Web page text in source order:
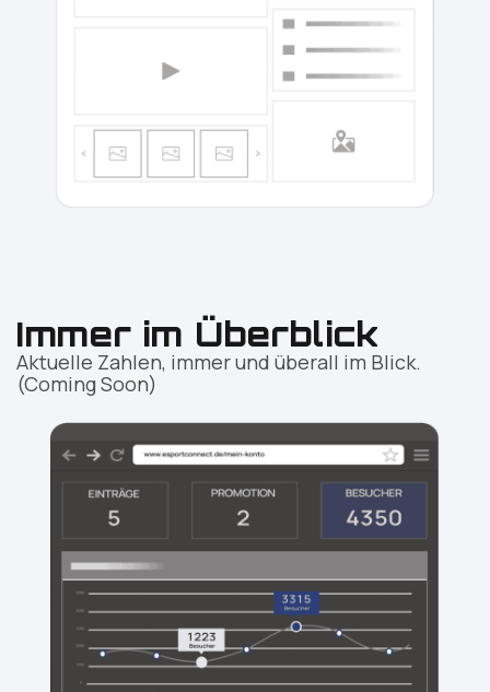
Immer im Überblick
Aktuelle Zahlen, immer und überall im Blick.
(Coming Soon)